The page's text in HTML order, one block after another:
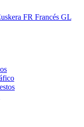
FR Francés GL